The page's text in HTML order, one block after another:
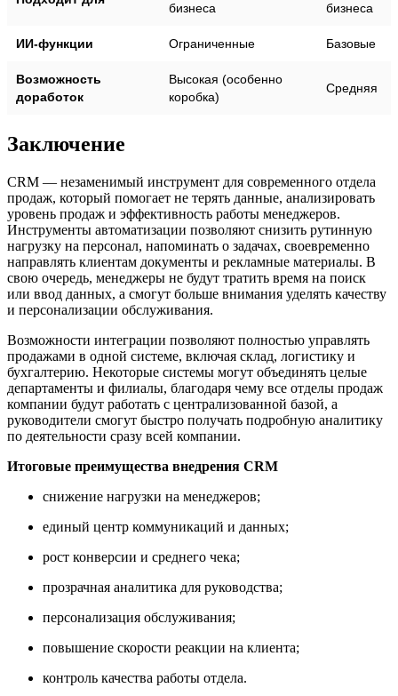
бизнеса бизнеса
ИИ-функции Ограниченные Базовые
Возможность
доработок
Высокая (особенно
коробка)
Средняя
Заключение
CRM — незаменимый инструмент для современного отдела
продаж, который помогает не терять данные, анализировать
уровень продаж и эффективность работы менеджеров.
Инструменты автоматизации позволяют снизить рутинную
нагрузку на персонал, напоминать о задачах, своевременно
направлять клиентам документы и рекламные материалы. В
свою очередь, менеджеры не будут тратить время на поиск
или ввод данных, а смогут больше внимания уделять качеству
и персонализации обслуживания.
Возможности интеграции позволяют полностью управлять
продажами в одной системе, включая склад, логистику и
бухгалтерию. Некоторые системы могут объединять целые
департаменты и филиалы, благодаря чему все отделы продаж
компании будут работать с централизованной базой, а
руководители смогут быстро получать подробную аналитику
по деятельности сразу всей компании.
Итоговые преимущества внедрения CRM
снижение нагрузки на менеджеров;
единый центр коммуникаций и данных;
рост конверсии и среднего чека;
прозрачная аналитика для руководства;
персонализация обслуживания;
повышение скорости реакции на клиента;
контроль качества работы отдела.